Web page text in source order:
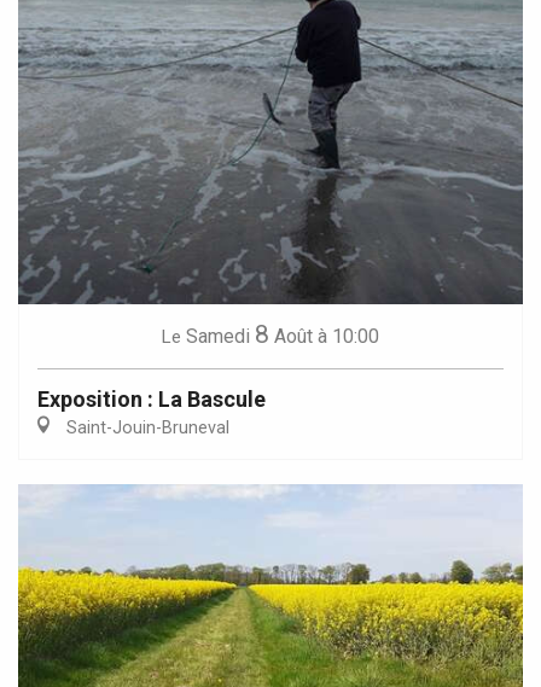
Le Samedi 8 Août à 10:00
Exposition : La Bascule
Saint-Jouin-Bruneval